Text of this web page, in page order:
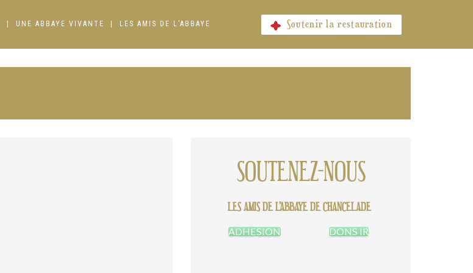
Soutenir la restauration
UNE ABBAYE VIVANTE LES AMIS DE L’ABBAYE
SOUTENEZ-NOUS
LES AMIS DE L'ABBAYE DE CHANCELADE
ADHESION DONS IR